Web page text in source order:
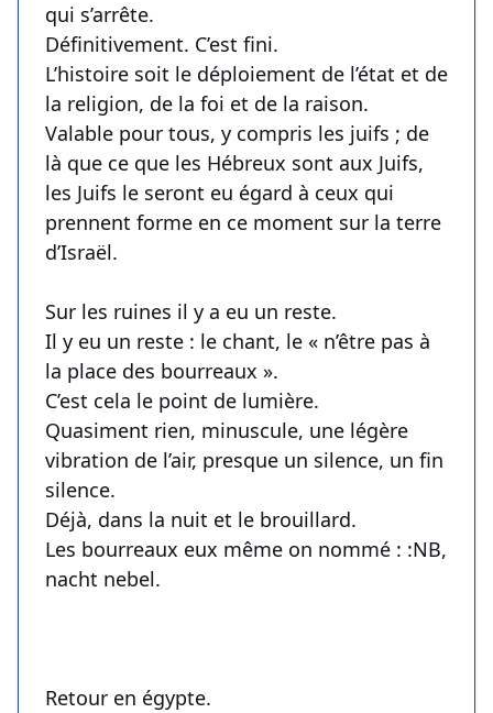
qui s’arrête.
Définitivement. C’est fini.
L’histoire soit le déploiement de l’état et de
la religion, de la foi et de la raison.
Valable pour tous, y compris les juifs ; de
là que ce que les Hébreux sont aux Juifs,
les Juifs le seront eu égard à ceux qui
prennent forme en ce moment sur la terre
d’Israël.
Sur les ruines il y a eu un reste.
Il y eu un reste : le chant, le « n’être pas à
la place des bourreaux ».
C’est cela le point de lumière.
Quasiment rien, minuscule, une légère
vibration de l’air, presque un silence, un fin
silence.
Déjà, dans la nuit et le brouillard.
Les bourreaux eux même on nommé : :NB,
nacht nebel.
Retour en égypte.